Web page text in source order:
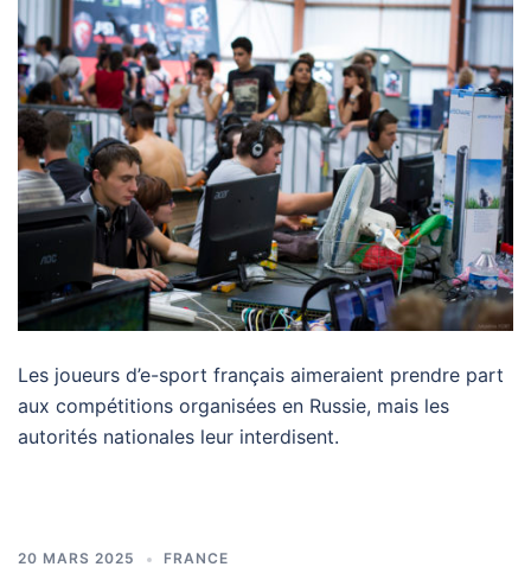
Les joueurs d’e-sport français aimeraient prendre part
aux compétitions organisées en Russie, mais les
autorités nationales leur interdisent.
20 MARS 2025 FRANCE